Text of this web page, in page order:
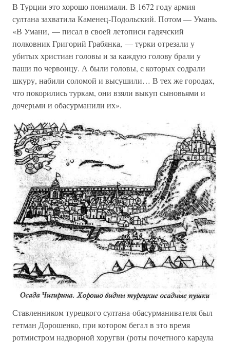
В Турции это хорошо понимали. В 1672 году армия
султана захватила Каменец-Подольский. Потом — Умань.
«В Умани, — писал в своей летописи гадячский
полковник Григорий Грабянка, — турки отрезали у
убитых христиан головы и за каждую голову брали у
паши по червонцу. А были головы, с которых содрали
шкуру, набили соломой и высушили… В тех же городах,
что покорились туркам, они взяли выкуп сыновьями и
дочерьми и обасурманили их».
Ставленником турецкого султана-обасурманивателя был
гетман Дорошенко, при котором бегал в это время
ротмистром надворной хоругви (роты почетного караула